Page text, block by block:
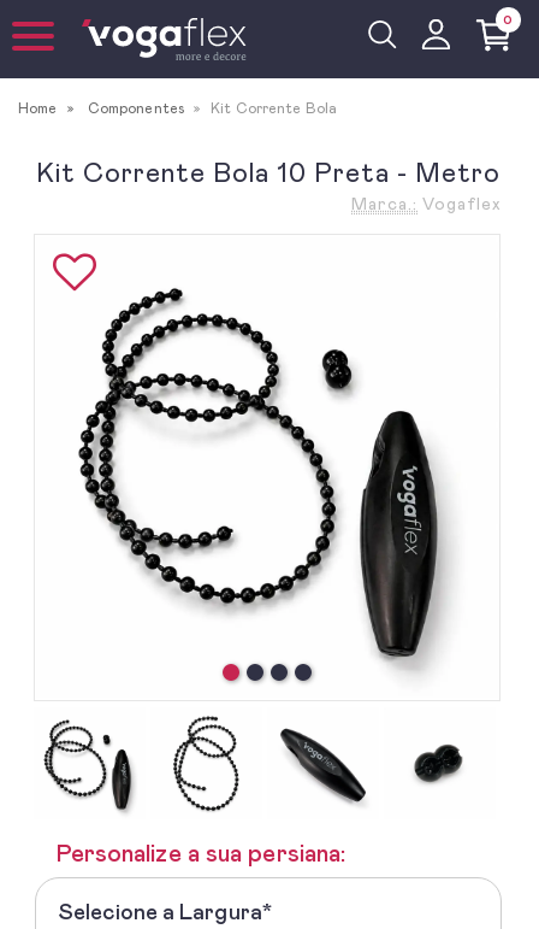
0
Home Componentes Kit Corrente Bola
Kit Corrente Bola 10 Preta - Metro
Marca.: Vogaflex
Personalize a sua persiana:
1º
Selecione a Largura*